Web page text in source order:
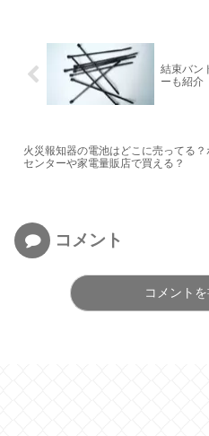
結束バン
ーも紹介
火災報知器の電池はどこに売ってる？
センターや家電量販店で買える？
コメント
コメント